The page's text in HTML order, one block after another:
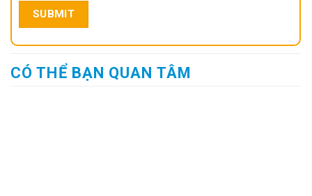
CÓ THỂ BẠN QUAN TÂM